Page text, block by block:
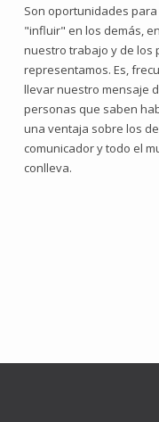
Son oportunidades
"influir" en los demás,
nuestro trabajo y de los
representamos. Es,
llevar nuestro mensaje
personas que saben
una ventaja sobre los
comunicador y todo el
conlleva.